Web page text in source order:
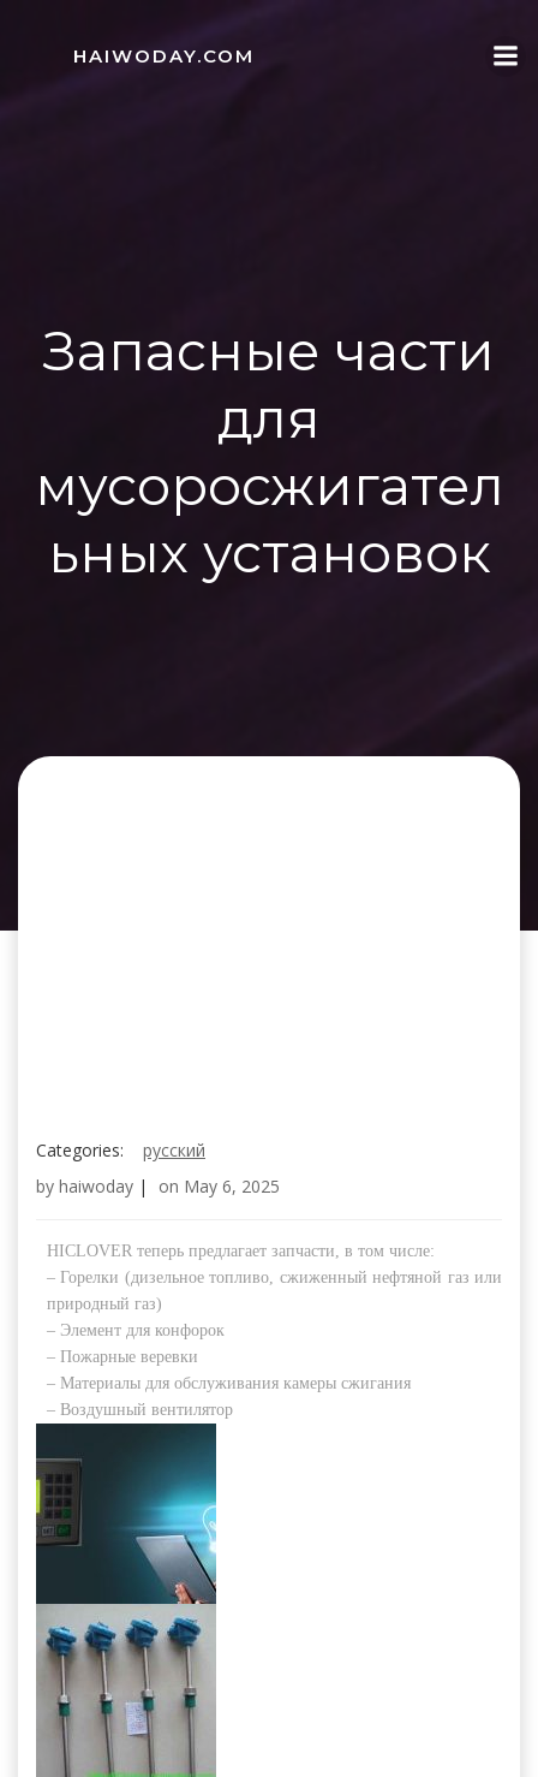
HAIWODAY.COM
Запасные части
для
мусоросжигател
ьных установок
Categories:
русский
by haiwoday | on May 6, 2025
HICLOVER теперь предлагает запчасти, в том числе:
– Горелки (дизельное топливо, сжиженный нефтяной газ или
природный газ)
– Элемент для конфорок
– Пожарные веревки
– Материалы для обслуживания камеры сжигания
– Воздушный вентилятор